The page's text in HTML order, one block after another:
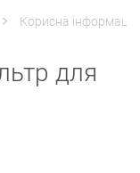
Корисна інформація
для